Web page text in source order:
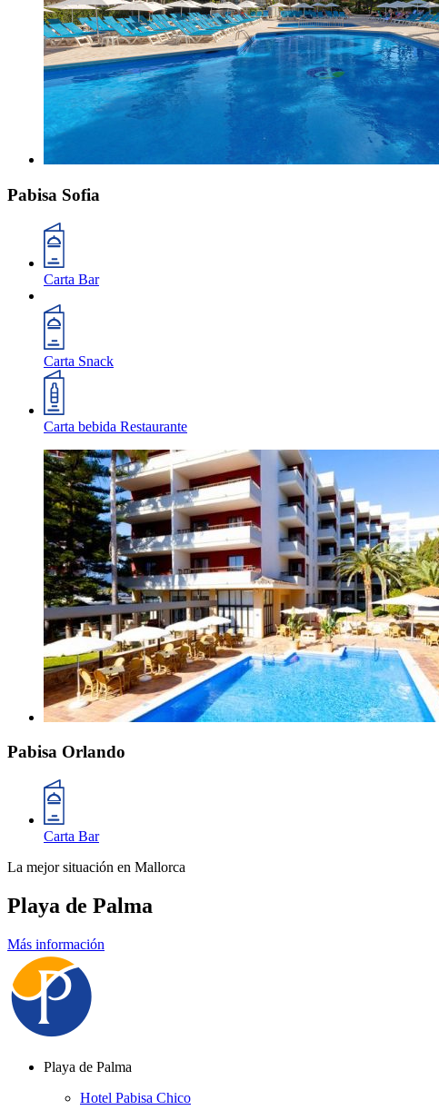
Pabisa Sofia
Carta Bar
Carta Snack
Carta bebida Restaurante
Pabisa Orlando
Carta Bar
La mejor situación en Mallorca
Playa de Palma
Más información
Playa de Palma
Hotel Pabisa Chico